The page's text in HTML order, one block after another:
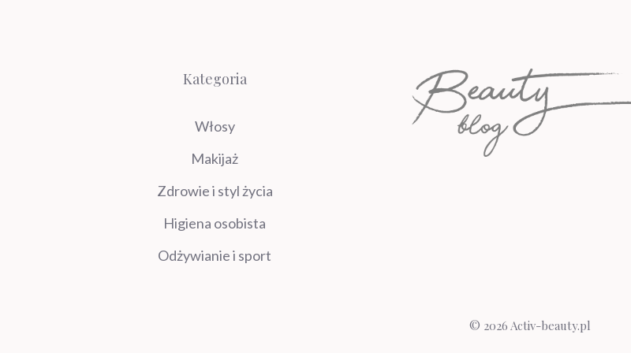
Kategoria
Włosy
Makijaż
Zdrowie i styl życia
Higiena osobista
Odżywianie i sport
© 2026 Activ-beauty.pl